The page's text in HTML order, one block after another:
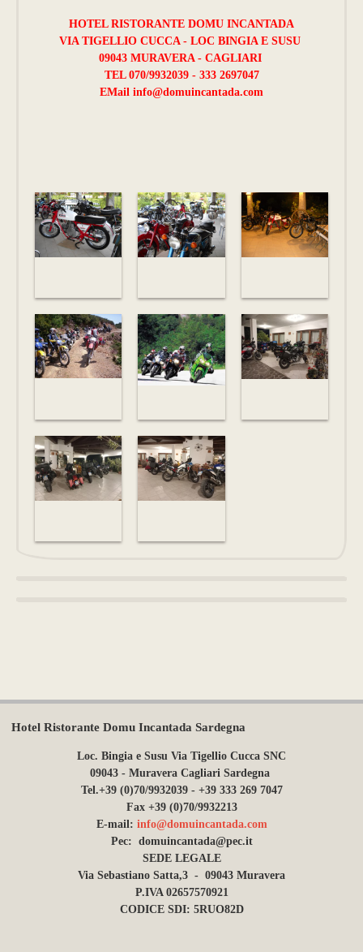
HOTEL RISTORANTE DOMU INCANTADA
VIA TIGELLIO CUCCA - LOC BINGIA E SUSU
09043 MURAVERA - CAGLIARI
TEL 070/9932039 - 333 2697047
EMail info@domuincantada.com
Hotel Ristorante Domu Incantada Sardegna
Loc. Bingia e Susu Via Tigellio Cucca SNC
09043 - Muravera Cagliari Sardegna
Tel.+39 (0)70/9932039 - +39 333 269 7047
Fax +39 (0)70/9932213
E-mail: info@domuincantada.com
Pec: domuincantada@pec.it
SEDE LEGALE
Via Sebastiano Satta,3 - 09043 Muravera
P.IVA 02657570921
CODICE SDI: 5RUO82D